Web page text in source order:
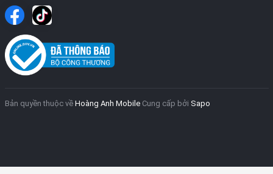
Bản quyền thuộc về Hoàng Anh Mobile Cung cấp bởi Sapo